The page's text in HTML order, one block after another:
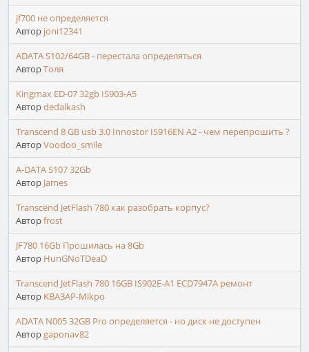
jf700 не определяется
Автор joni12341
ADATA S102/64GB - перестала определяться
АвторТоля
Kingmax ED-07 32gb IS903-A5
Авторdedalkash
Transcend 8 GB usb 3.0 Innostor IS916EN A2 - чем перепрошить ?
АвторVoodoo_smile
A-DATA S107 32Gb
Автор James
Transcend JetFlash 780 как разобрать корпус?
Авторfrost
JF780 16Gb Прошилась на 8Gb
Автор HunGNoTDeaD
Transcend JetFlash 780 16GB IS902E-A1 ECD7947A ремонт
Автор KBA3AP-Mikpo
ADATA N005 32GB Pro определяется - но диск не доступен
Автор gaponav82